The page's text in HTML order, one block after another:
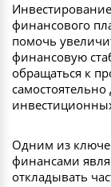
финансового
помочь
финансовую
обращаться к
Одним из
финансами
откладывать